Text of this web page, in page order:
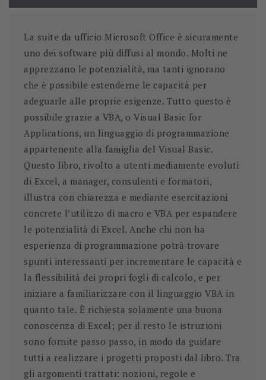
La suite da ufficio Microsoft Office è sicuramente
uno dei software più diffusi al mondo. Molti ne
apprezzano le potenzialità, ma tanti ignorano
che è possibile estenderne le capacità per
adeguarle alle proprie esigenze. Tutto questo è
possibile grazie a VBA, o Visual Basic for
Applications, un linguaggio di programmazione
appartenente alla famiglia del Visual Basic.
Questo libro, rivolto a utenti mediamente evoluti
di Excel, a manager, consulenti e formatori,
illustra con chiarezza e mediante esercitazioni
concrete l’utilizzo di macro e VBA per espandere
le potenzialità di Excel. Anche chi non ha
esperienza di programmazione potrà trovare
spunti interessanti per incrementare le capacità e
la flessibilità dei propri fogli di calcolo, e per
iniziare a familiarizzare con il linguaggio VBA in
quanto tale. È richiesta solamente una buona
conoscenza di Excel; per il resto le istruzioni
sono fornite passo passo, in modo da guidare
tutti a realizzare i progetti proposti dal libro. Tra
gli argomenti trattati: nozioni, regole e